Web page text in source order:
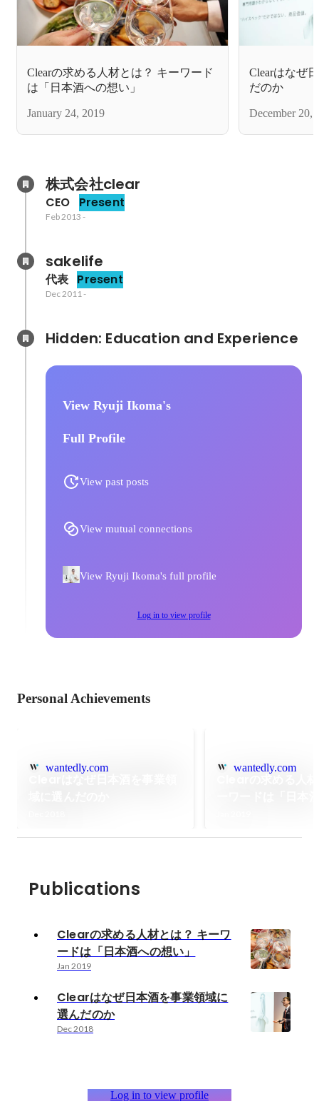
Clearの求める人材とは？ キーワード
は「日本酒への想い」
January 24, 2019
Clearはなぜ
だのか
December 20,
株式会社clear
CEO Present
Feb 2013 -
sakelife
代表 Present
Dec 2011 -
View Ryuji Ikoma's
Full Profile
View past posts
View mutual connections
View Ryuji Ikoma's full profile
Log in to view profile
Personal Achievements
wantedly.com wantedly.com
Publications
Clearの求める人材とは？ キーワ
ードは「日本酒への想い」
Jan 2019
Clearはなぜ日本酒を事業領域に
選んだのか
Dec 2018
Log in to view profile